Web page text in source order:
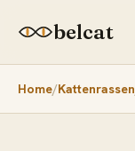
belcat
Home Kattenrassen